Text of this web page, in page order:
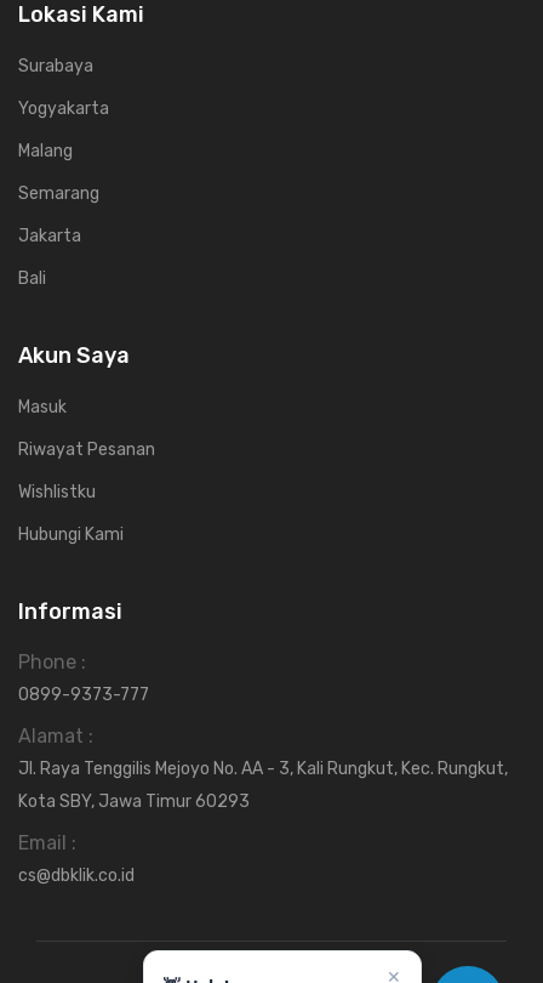
✕
Lokasi Kami
Surabaya
Yogyakarta
Malang
Semarang
Jakarta
Bali
Akun Saya
Masuk
Riwayat Pesanan
Wishlistku
Hubungi Kami
Informasi
Phone :
0899-9373-777
Alamat :
Jl. Raya Tenggilis Mejoyo No. AA - 3, Kali Rungkut, Kec. Rungkut,
Kota SBY, Jawa Timur 60293
Email :
cs@dbklik.co.id